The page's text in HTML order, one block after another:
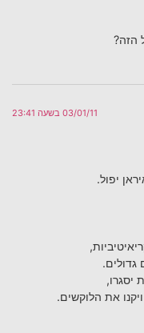
הזה?
03/01/11 בשעה 23:41
יפול.
גדולים.
יסגרו,
את הלוקשים.